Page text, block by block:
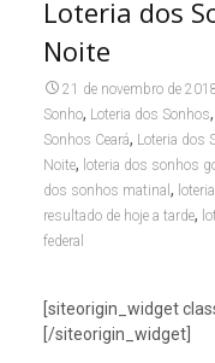
Loteria dos
Noite
21 de novembro de
Sonho, Loteria dos Sonhos,
Sonhos Ceará, Loteria dos
Noite, loteria dos sonhos
dos sonhos matinal ,
resultado de hoje a tarde,
federal
[siteorigin_widget
[/siteorigin_widget]